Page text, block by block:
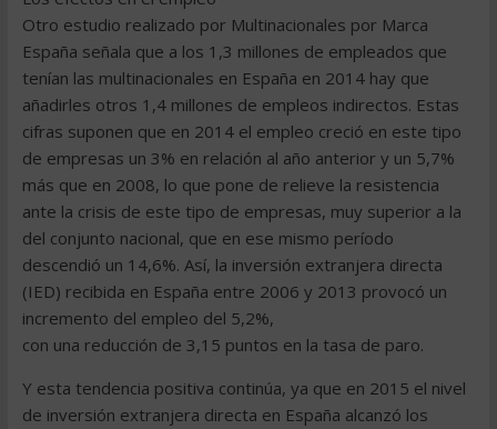
Otro estudio realizado por Multinacionales por Marca
España señala que a los 1,3 millones de empleados que
tenían las multinacionales en España en 2014 hay que
añadirles otros 1,4 millones de empleos indirectos. Estas
cifras suponen que en 2014 el empleo creció en este tipo
de empresas un 3% en relación al año anterior y un 5,7%
más que en 2008, lo que pone de relieve la resistencia
ante la crisis de este tipo de empresas, muy superior a la
del conjunto nacional, que en ese mismo período
descendió un 14,6%. Así, la inversión extranjera directa
(IED) recibida en España entre 2006 y 2013 provocó un
incremento del empleo del 5,2%,
con una reducción de 3,15 puntos en la tasa de paro.
Y esta tendencia positiva continúa, ya que en 2015 el nivel
de inversión extranjera directa en España alcanzó los